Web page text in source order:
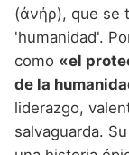
(ἀνήρ), que se
'humanidad'.
como «el
de la
liderazgo,
salvaguarda.